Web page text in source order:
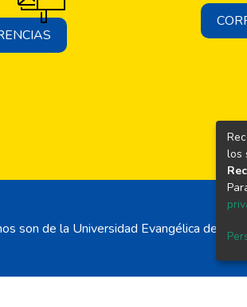
son de la Universidad Evangélica de El
los